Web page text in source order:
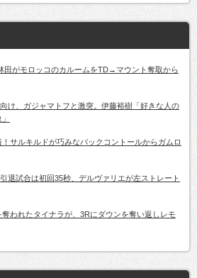
田がモロッコのカルームをTD→マウント奪取から
け、ガジャマトフと激突。伊藤裕樹「好きな人の
！サルキルドが巧みなバックコントールからガムロ
退試合は初回35秒、デルヴァリエが左ストレート
奪われたタイナラが、3Rにダウンを奪い返しレモ